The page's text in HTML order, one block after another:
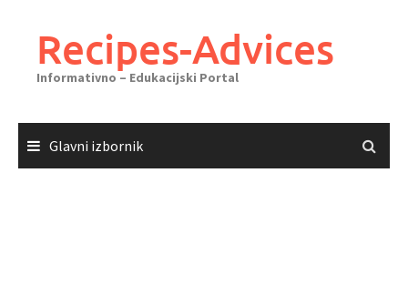
sadržajaRecipes-Advices
Informativno – Edukacijski Portal
Glavni izbornik